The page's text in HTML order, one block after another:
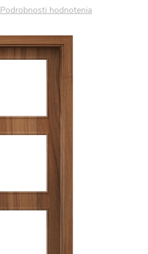
Podrobnosti hodnotenia